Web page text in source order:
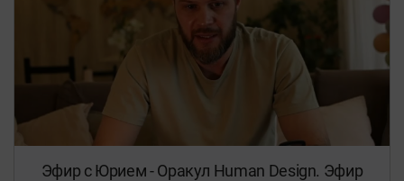
Эфир с Юрием - Оракул Human Design. Эфир